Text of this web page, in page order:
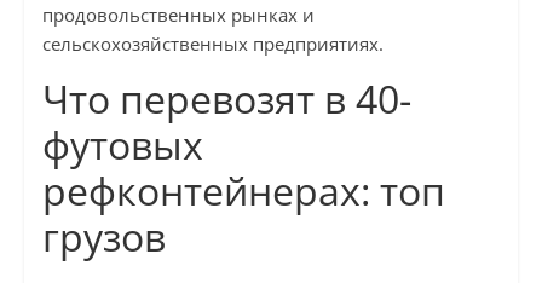
продовольственных рынках и
сельскохозяйственных предприятиях.
Что перевозят в 40-
футовых
рефконтейнерах: топ
грузов